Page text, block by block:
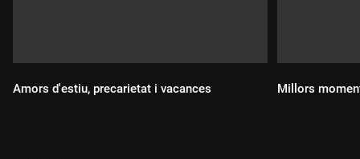
Amors d'estiu, precarietat i vacances Millors